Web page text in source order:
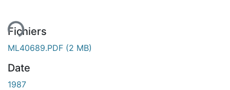
Fichiers
ML40689.PDF (2 MB)
Date
1987